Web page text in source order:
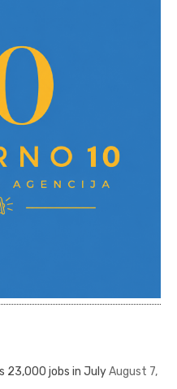
23,000 jobs in JulyAugust 7,